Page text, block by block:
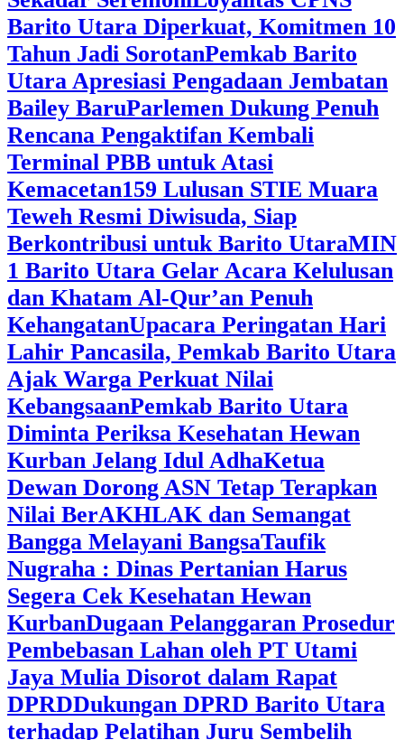
Barito Utara Diperkuat, Komitmen 10
Tahun Jadi SorotanPemkab Barito
Utara Apresiasi Pengadaan Jembatan
Bailey BaruParlemen Dukung Penuh
Rencana Pengaktifan Kembali
Terminal PBB untuk Atasi
Kemacetan159 Lulusan STIE Muara
Teweh Resmi Diwisuda, Siap
Berkontribusi untuk Barito UtaraMIN
1 Barito Utara Gelar Acara Kelulusan
dan Khatam Al-Qur’an Penuh
KehangatanUpacara Peringatan Hari
Lahir Pancasila, Pemkab Barito Utara
Ajak Warga Perkuat Nilai
KebangsaanPemkab Barito Utara
Diminta Periksa Kesehatan Hewan
Kurban Jelang Idul AdhaKetua
Dewan Dorong ASN Tetap Terapkan
Nilai BerAKHLAK dan Semangat
Bangga Melayani BangsaTaufik
Nugraha : Dinas Pertanian Harus
Segera Cek Kesehatan Hewan
KurbanDugaan Pelanggaran Prosedur
Pembebasan Lahan oleh PT Utami
Jaya Mulia Disorot dalam Rapat
DPRDDukungan DPRD Barito Utara
terhadap Pelatihan Juru Sembelih